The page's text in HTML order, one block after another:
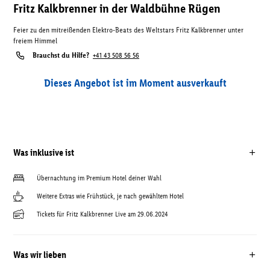
Fritz Kalkbrenner in der Waldbühne Rügen
Feier zu den mitreißenden Elektro-Beats des Weltstars Fritz Kalkbrenner unter
freiem Himmel
Brauchst du Hilfe? +41 43 508 56 56
Dieses Angebot ist im Moment ausverkauft
Was inklusive ist
Übernachtung im Premium Hotel deiner Wahl
Weitere Extras wie Frühstück, je nach gewähltem Hotel
Tickets für Fritz Kalkbrenner Live am 29.06.2024
Was wir lieben